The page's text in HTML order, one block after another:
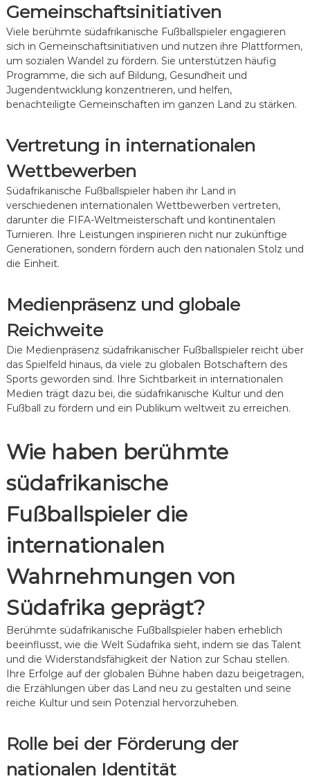
e
i
s
t
u
g
,
n
f
l
u
s
s
Gemeinschaftsinitiativen
Viele berühmte südafrikanische Fußballspieler engagieren
sich in Gemeinschaftsinitiativen und nutzen ihre Plattformen,
um sozialen Wandel zu fördern. Sie unterstützen häufig
Programme, die sich auf Bildung, Gesundheit und
Jugendentwicklung konzentrieren, und helfen,
benachteiligte Gemeinschaften im ganzen Land zu stärken.
Vertretung in internationalen
Wettbewerben
Südafrikanische Fußballspieler haben ihr Land in
verschiedenen internationalen Wettbewerben vertreten,
darunter die FIFA-Weltmeisterschaft und kontinentalen
Turnieren. Ihre Leistungen inspirieren nicht nur zukünftige
Generationen, sondern fördern auch den nationalen Stolz und
die Einheit.
Medienpräsenz und globale
Reichweite
Die Medienpräsenz südafrikanischer Fußballspieler reicht über
das Spielfeld hinaus, da viele zu globalen Botschaftern des
Sports geworden sind. Ihre Sichtbarkeit in internationalen
Medien trägt dazu bei, die südafrikanische Kultur und den
Fußball zu fördern und ein Publikum weltweit zu erreichen.
Wie haben berühmte
südafrikanische
Fußballspieler die
internationalen
Wahrnehmungen von
Südafrika geprägt?
Berühmte südafrikanische Fußballspieler haben erheblich
beeinflusst, wie die Welt Südafrika sieht, indem sie das Talent
und die Widerstandsfähigkeit der Nation zur Schau stellen.
Ihre Erfolge auf der globalen Bühne haben dazu beigetragen,
die Erzählungen über das Land neu zu gestalten und seine
reiche Kultur und sein Potenzial hervorzuheben.
Rolle bei der Förderung der
nationalen Identität